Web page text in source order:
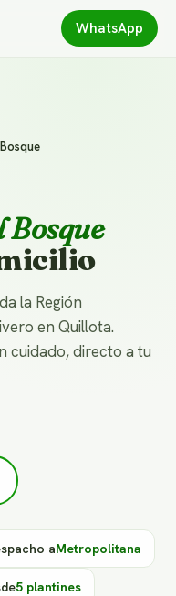
WhatsApp
Bosque
la Región
en Quillota.
cuidado, directo a tu
aMetropolitana
5 plantines